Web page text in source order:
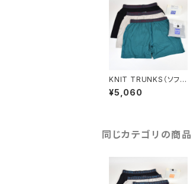
KNIT TRUNKS（ソフ
ト）- ボックスパッケージ
¥5,060
同じカテゴリの商品